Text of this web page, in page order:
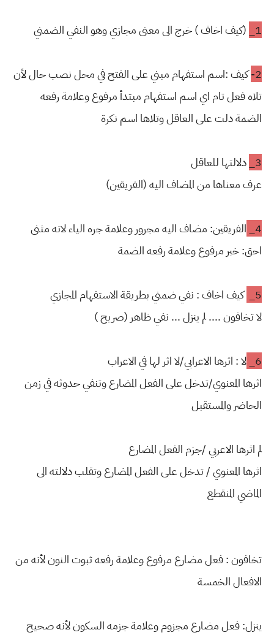
1_ (كيف اخاف ) خرج الى معنى مجازي وهو النفي الضمني
2- كيف :اسم استفهام مبني على الفتح في محل نصب حال لأن
تلاه فعل تام اي اسم استفهام مبتدأ مرفوع وعلامة رفعه
الضمةدلت على العاقل وتلاها اسم نكرة
3_ دلالتها للعاقل
عرف معناها من المضاف اليه (الفريقين)
4_ الفريقين: مضاف اليه مجرور وعلامة جره الياء لانه مثنى
احق: خبر مرفوع وعلامة رفعه الضمة
5_
كيف اخاف : نفي ضمني بطريقة الاستفهام المجازي
لا تخافون .... لم ينزل ... نفي ظاهر (صريح )
6_ لا : اثرها الاعرابي/لا اثر لها في الاعراب
اثرها المعنوي/تدخل على الفعل المضارع وتنفي حدوثه في زمن
الحاضر والمستقبل
لم اثرها الاعربي /جزم الفعل المضارع
اثرها المعنوي / تدخل على الفعل المضارع وتقلب دلالته الى
الماضي المنقطع
تخافون : فعل مضارع مرفوع وعلامة رفعه ثبوت النون لأنه من
الافعال الخمسة
ينزل: فعل مضارع مجزوم وعلامة جزمه السكون لأنه صحيح